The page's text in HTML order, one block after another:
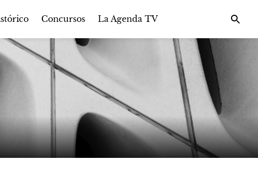
Concursos La Agenda TV